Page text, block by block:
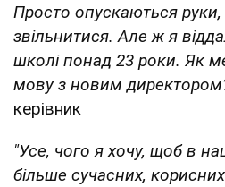
Просто опускаються
звільнитися. Але ж я
школі понад 23 роки. Як
мову з новим
керівник
"Усе, чого я хочу, щоб в
більше сучасних,